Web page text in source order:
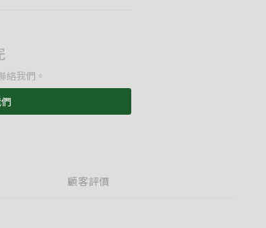
絡我們。
顧客評價